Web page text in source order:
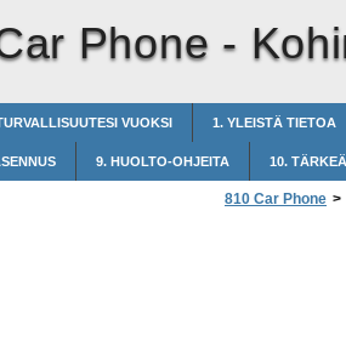
Phone -
VUOKSI 1. YLEISTÄ TIETOA
9. HUOLTO-OHJEITA 10.
810 Car Phone >